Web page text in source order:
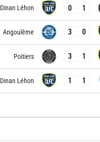
Dinan Léhon 0 1
Angoulême 3 0
Poitiers 3 1
Dinan Léhon 1 1